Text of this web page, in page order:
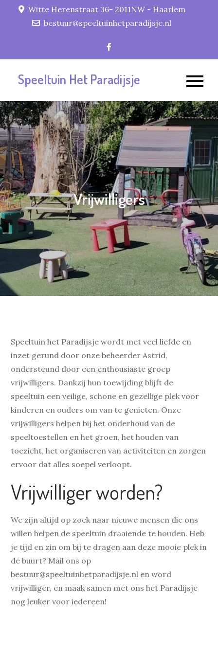
Witte Herenstraat 36- 2011NW - Haarlem
bestuur@speeltuinhetparadijsje.nl
Speeltuin Het Paradijsje
Vrijwilligers
Speeltuin het Paradijsje wordt met veel liefde en
inzet gerund door onze beheerder Astrid,
ondersteund door een enthousiaste groep
vrijwilligers. Dankzij hun toewijding blijft de
speeltuin een veilige, schone en gezellige plek voor
kinderen en ouders om van te genieten. Onze
vrijwilligers helpen bij het onderhoud van de
speeltoestellen en het groen, het houden van
toezicht, het organiseren van activiteiten en zorgen
ervoor dat alles soepel verloopt.
Vrijwilliger worden?
We zijn altijd op zoek naar nieuwe mensen die ons
willen helpen de speeltuin draaiende te houden. Heb
je tijd en zin om bij te dragen aan deze mooie plek in
de buurt? Mail ons op
bestuur@speeltuinhetparadijsje.nl en word
vrijwilliger, en maak samen met ons het Paradijsje
nog leuker voor iedereen!